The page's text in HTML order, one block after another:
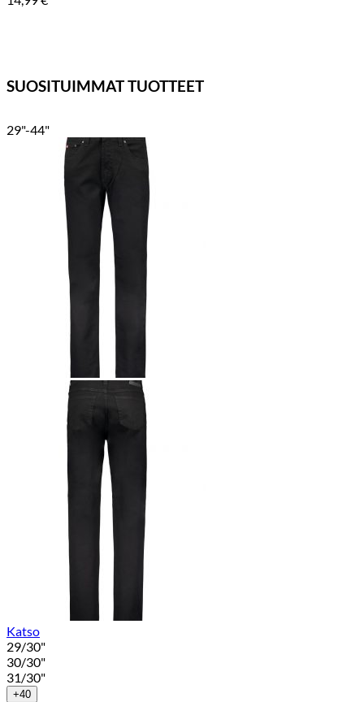
SUOSITUIMMAT TUOTTEET
29"-44"
Katso
29/30"
30/30"
31/30"
+40